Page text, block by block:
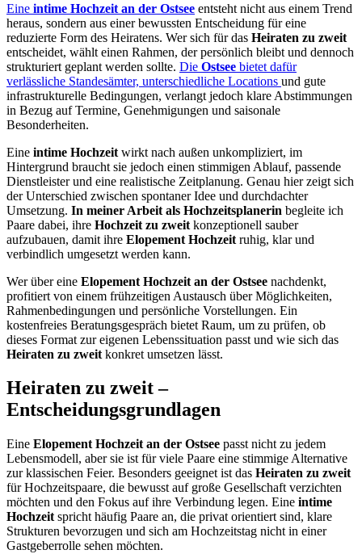
Eine intime Hochzeit an der Ostsee entsteht nicht aus einem Trend
heraus, sondern aus einer bewussten Entscheidung für eine
reduzierte Form des Heiratens. Wer sich für das Heiraten zu zweit
entscheidet, wählt einen Rahmen, der persönlich bleibt und dennoch
strukturiert geplant werden sollte. Die Ostsee bietet dafür
verlässliche Standesämter, unterschiedliche Locations und gute
infrastrukturelle Bedingungen, verlangt jedoch klare Abstimmungen
in Bezug auf Termine, Genehmigungen und saisonale
Besonderheiten.
Eine intime Hochzeit wirkt nach außen unkompliziert, im
Hintergrund braucht sie jedoch einen stimmigen Ablauf, passende
Dienstleister und eine realistische Zeitplanung. Genau hier zeigt sich
der Unterschied zwischen spontaner Idee und durchdachter
Umsetzung. In meiner Arbeit als Hochzeitsplanerin begleite ich
Paare dabei, ihre Hochzeit zu zweit konzeptionell sauber
aufzubauen, damit ihre Elopement Hochzeit ruhig, klar und
verbindlich umgesetzt werden kann.
Wer über eine Elopement Hochzeit an der Ostsee nachdenkt,
profitiert von einem frühzeitigen Austausch über Möglichkeiten,
Rahmenbedingungen und persönliche Vorstellungen. Ein
kostenfreies Beratungsgespräch bietet Raum, um zu prüfen, ob
dieses Format zur eigenen Lebenssituation passt und wie sich das
Heiraten zu zweit konkret umsetzen lässt.
Heiraten zu zweit –
Entscheidungsgrundlagen
Eine Elopement Hochzeit an der Ostsee passt nicht zu jedem
Lebensmodell, aber sie ist für viele Paare eine stimmige Alternative
zur klassischen Feier. Besonders geeignet ist das Heiraten zu zweit
für Hochzeitspaare, die bewusst auf große Gesellschaft verzichten
möchten und den Fokus auf ihre Verbindung legen. Eine intime
Hochzeit spricht häufig Paare an, die privat orientiert sind, klare
Strukturen bevorzugen und sich am Hochzeitstag nicht in einer
Gastgeberrolle sehen möchten.